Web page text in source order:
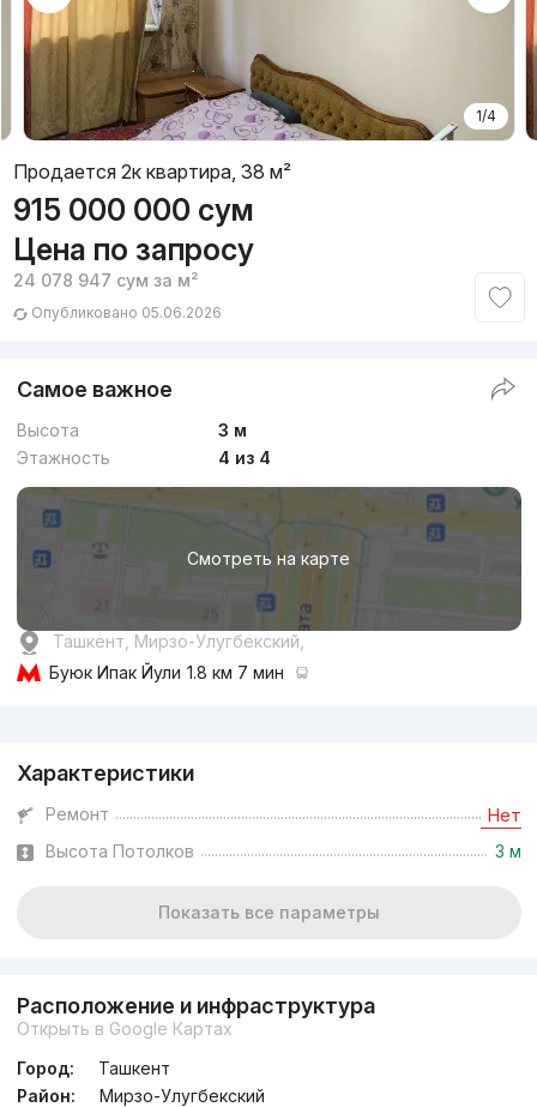
1/4
Продается 2к квартира, 38 м²
915 000 000 сум
Цена по запросу
24 078 947 сум за м²
Опубликовано 05.06.2026
Самое важное
Высота
3 м
Этажность
4 из 4
Смотреть на карте
Ташкент, Мирзо-Улугбекский,
Буюк Ипак Йули 1.8 км 7 мин
Характеристики
Ремонт Нет
Высота Потолков 3 м
Показать все параметры
Расположение и инфраструктура
Открыть в Google Картах
Город:
Ташкент
Район:
Мирзо-Улугбекский